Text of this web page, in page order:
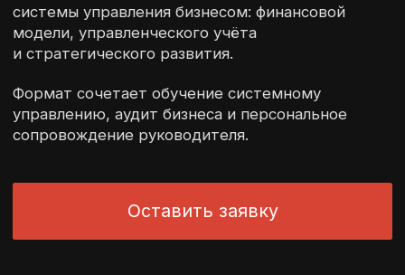
Персональное
сопровождение
руководителя
бизнеса
Пичугина Марина формирует у собственника